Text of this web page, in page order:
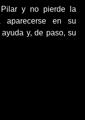
y no pierde la
aparecerse en su
y, de paso, su